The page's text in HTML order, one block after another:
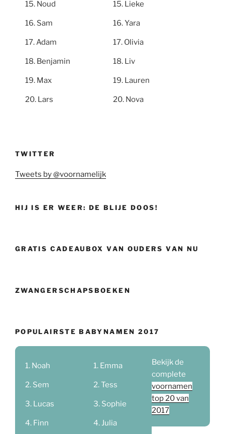
Noud
Sam
Adam
Benjamin
Max
Lars
Lieke
Yara
Olivia
Liv
Lauren
Nova
TWITTER
Tweets by @voornamelijk
HIJ IS ER WEER: DE BLIJE DOOS!
GRATIS CADEAUBOX VAN OUDERS VAN NU
ZWANGERSCHAPSBOEKEN
POPULAIRSTE BABYNAMEN 2017
Noah
Sem
Lucas
Finn
Emma
Tess
Sophie
Julia
Bekijk de
complete
voornamen
top 20 van
2017